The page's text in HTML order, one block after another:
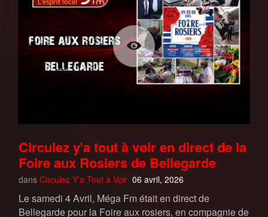
Circulez y'a tout à voir en direct de la
Foire aux Rosiers de Bellegarde
dans Circulez Y'a Tout à Voir 06 avril, 2026
Le samedi 4 Avril, Méga Fm était en direct de
Bellegarde pour la Foire aux rosiers, en compagnie de